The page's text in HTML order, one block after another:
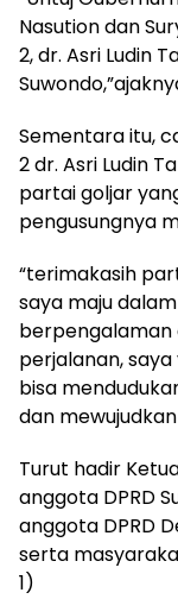
Nasution dan
2, dr. Asri Ludin
Sementara itu,
2 dr. Asri Ludin
partai goljar
pengusungnya
“terimakasih
saya maju
berpengalaman
perjalanan,
bisa
dan
Turut hadir
anggota DPRD
anggota DPRD
serta
1)